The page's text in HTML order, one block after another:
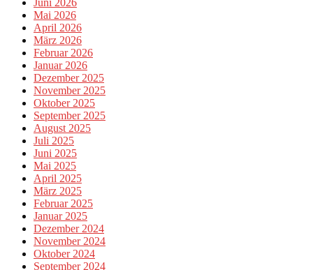
Mai 2026
April 2026
März 2026
Februar 2026
Januar 2026
Dezember 2025
November 2025
Oktober 2025
September 2025
August 2025
Juli 2025
Juni 2025
Mai 2025
April 2025
März 2025
Februar 2025
Januar 2025
Dezember 2024
November 2024
Oktober 2024
September 2024